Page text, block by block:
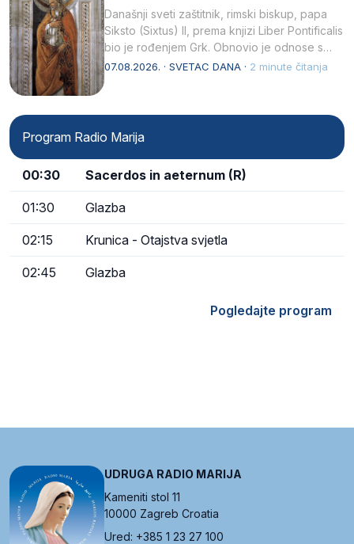
Današnji sveti zaštitnik, rimski biskup, papa
Siksto (Sixtus) II, prema knjizi Liber Pontificalis
bio je rođenjem Grk. Obnovio je odnose s
afričkim…
07.08.2026. · SVETAC DANA · 2 minute čitanja
Program Radio Marija
00:30 Sacerdos in aeternum (R)
01:30 Glazba
02:15 Krunica - Otajstva svjetla
02:45 Glazba
Pogledajte program
UDRUGA RADIO MARIJA
Kameniti stol 11
10000 Zagreb Croatia
Ured: +385 1 23 27 100